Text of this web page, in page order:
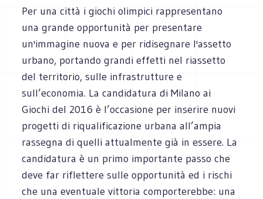
Per una città i giochi olimpici rappresentano
una grande opportunità per presentare
un'immagine nuova e per ridisegnare l'assetto
urbano, portando grandi effetti nel riassetto
del territorio, sulle infrastrutture e
sull’economia. La candidatura di Milano ai
Giochi del 2016 è l’occasione per inserire nuovi
progetti di riqualificazione urbana all’ampia
rassegna di quelli attualmente già in essere. La
candidatura è un primo importante passo che
deve far riflettere sulle opportunità ed i rischi
che una eventuale vittoria comporterebbe: una